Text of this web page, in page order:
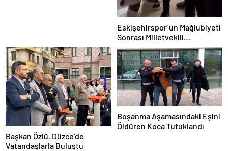
Eskişehirspor’un Mağlubiyeti
Sonrası Milletvekili
Hatipoğlu’ndan Destek
Başkan Özlü, Düzce’de
Vatandaşlarla Buluştu
Boşanma Aşamasındaki Eşini
Öldüren Koca Tutuklandı